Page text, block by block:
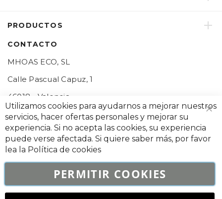
PRODUCTOS
CONTACTO
MHOAS ECO, SL
Calle Pascual Capuz, 1
46018 - Valencia
REDES SOCIALES
Utilizamos cookies para ayudarnos a mejorar nuestros
servicios, hacer ofertas personales y mejorar su
experiencia. Si no acepta las cookies, su experiencia
puede verse afectada. Si quiere saber más, por favor
lea la Política de cookies
PERMITIR COOKIES